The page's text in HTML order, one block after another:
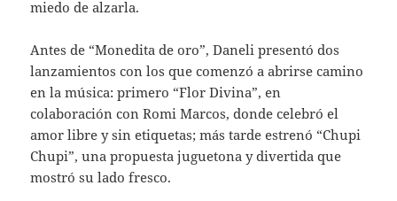
miedo de alzarla.
Antes de “Monedita de oro”, Daneli presentó dos
lanzamientos con los que comenzó a abrirse camino
en la música: primero “Flor Divina”, en
colaboración con Romi Marcos, donde celebró el
amor libre y sin etiquetas; más tarde estrenó “Chupi
Chupi”, una propuesta juguetona y divertida que
mostró su lado fresco.